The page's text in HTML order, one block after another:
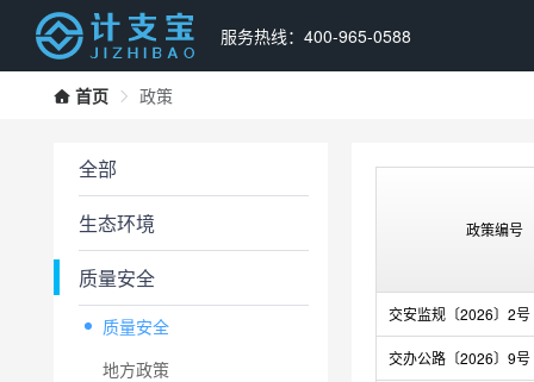
服务热线：400-965-0588
首页 政策
全部
生态环境
质量安全
质量安全
地方政策
政策编号
交安监规〔2026〕2号
交办公路〔2026〕9号